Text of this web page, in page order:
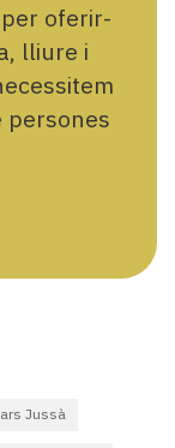
oferir-
lliure i
persones
Jussà